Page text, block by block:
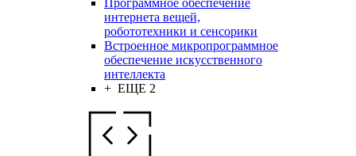
Программное обеспечение
интернета вещей,
робототехники и сенсорики
Встроенное микропрограммное
обеспечение искусственного
интеллекта
+ ЕЩЕ 2